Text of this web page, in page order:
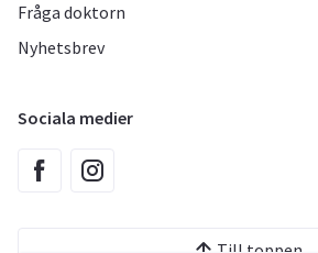
Fråga doktorn
Nyhetsbrev
Sociala medier